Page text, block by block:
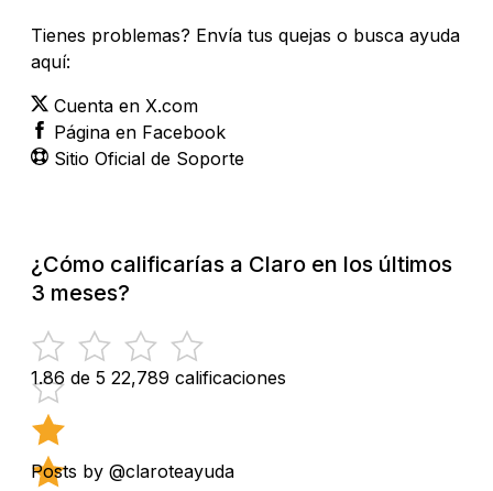
Tienes problemas? Envía tus quejas o busca ayuda
aquí:
Cuenta en X.com
Página en Facebook
Sitio Oficial de Soporte
¿Cómo calificarías a Claro en los últimos
3 meses?
1.86 de 5 22,789 calificaciones
Posts by @claroteayuda